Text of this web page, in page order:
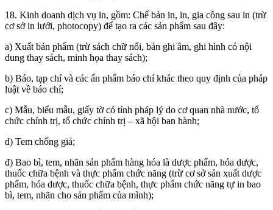
18. Kinh doanh dịch vụ in, gồm: Chế bản in, in, gia công sau in (trừ
cơ sở in lưới, photocopy) để tạo ra các sản phẩm sau đây:
a) Xuất bản phẩm (trừ sách chữ nổi, bản ghi âm, ghi hình có nội
dung thay sách, minh họa thay sách);
b) Báo, tạp chí và các ấn phẩm báo chí khác theo quy định của pháp
luật về báo chí;
c) Mẫu, biểu mẫu, giấy tờ có tính pháp lý do cơ quan nhà nước, tổ
chức chính trị, tổ chức chính trị – xã hội ban hành;
d) Tem chống giả;
đ) Bao bì, tem, nhãn sản phẩm hàng hóa là dược phẩm, hóa dược,
thuốc chữa bệnh và thực phẩm chức năng (trừ cơ sở sản xuất dược
phẩm, hóa dược, thuốc chữa bệnh, thực phẩm chức năng tự in bao
bì, tem, nhãn cho sản phẩm của mình);